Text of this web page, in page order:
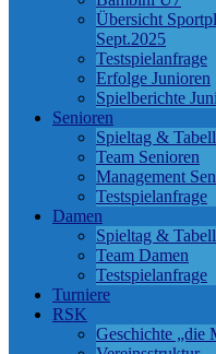
Übersicht
Sept.2025
Testspielanfrage
Erfolge Junioren
Spielberichte
Senioren
Spieltag &
Team Senioren
Management
Testspielanfrage
Damen
Spieltag &
Team Damen
Testspielanfrage
Turniere
RSK
Geschichte „die